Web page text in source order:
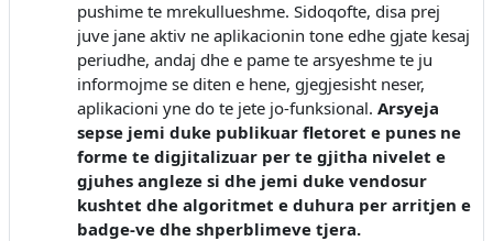
pushime te mrekullueshme. Sidoqofte, disa prej
juve jane aktiv ne aplikacionin tone edhe gjate kesaj
periudhe, andaj dhe e pame te arsyeshme te ju
informojme se diten e hene, gjegjesisht neser,
aplikacioni yne do te jete jo-funksional. Arsyeja
sepse jemi duke publikuar fletoret e punes ne
forme te digjitalizuar per te gjitha nivelet e
gjuhes angleze si dhe jemi duke vendosur
kushtet dhe algoritmet e duhura per arritjen e
badge-ve dhe shperblimeve tjera.